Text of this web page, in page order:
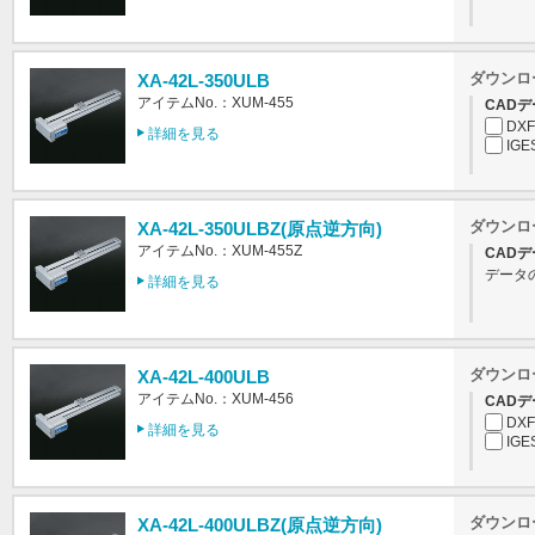
XA-42L-350ULB
アイテムNo.：XUM-455
詳細を見る
ダウンロ
CADデ
XA-42L-350ULBZ(原点逆方向)
アイテムNo.：XUM-455Z
詳細を見る
ダウンロ
CADデ
データ
XA-42L-400ULB
アイテムNo.：XUM-456
詳細を見る
ダウンロ
CADデ
XA-42L-400ULBZ(原点逆方向) ダウンロ